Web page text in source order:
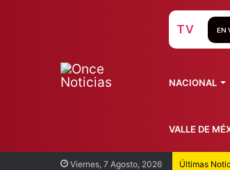
Viernes, 7 Agosto, 2026 Últimas
TV EN
NACIONAL
VALLE DE